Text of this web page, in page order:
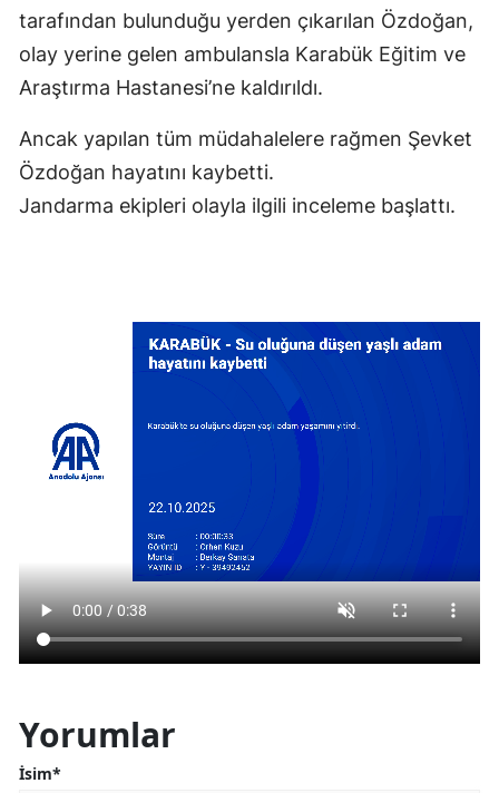
tarafından bulunduğu yerden çıkarılan Özdoğan,
olay yerine gelen ambulansla Karabük Eğitim ve
Araştırma Hastanesi’ne kaldırıldı.
Ancak yapılan tüm müdahalelere rağmen Şevket
Özdoğan hayatını kaybetti.
Jandarma ekipleri olayla ilgili inceleme başlattı.
Yorumlar
İsim*